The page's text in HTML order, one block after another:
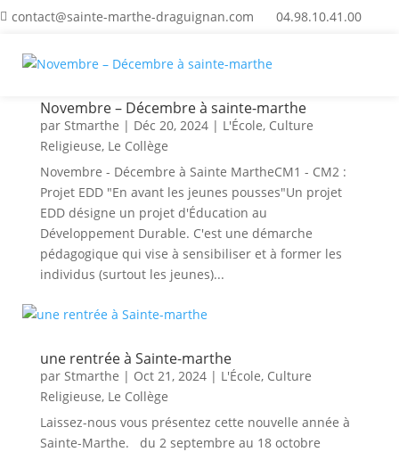
contact@sainte-marthe-draguignan.com 04.98.10.41.00
Novembre – Décembre à sainte-marthe
par Stmarthe | Déc 20, 2024| L'École, Culture
Religieuse, Le Collège
Novembre - Décembre à Sainte MartheCM1 - CM2 :
Projet EDD "En avant les jeunes pousses"Un projet
EDD désigne un projet d'Éducation au
Développement Durable. C'est une démarche
pédagogique qui vise à sensibiliser et à former les
individus (surtout les jeunes)...
une rentrée à Sainte-marthe
par Stmarthe | Oct 21, 2024| L'École, Culture
Religieuse, Le Collège
Laissez-nous vous présentez cette nouvelle année à
Sainte-Marthe. du 2 septembre au 18 octobre